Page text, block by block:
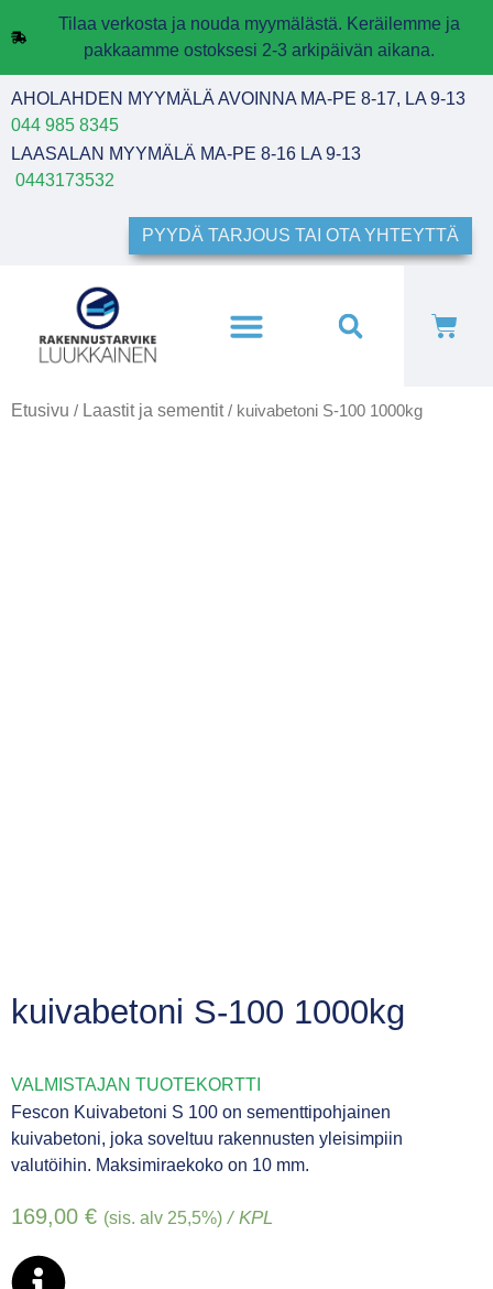
Tilaa verkosta ja nouda myymälästä. Keräilemme ja
pakkaamme ostoksesi 2-3 arkipäivän aikana.
AHOLAHDEN MYYMÄLÄ AVOINNA MA-PE 8-17, LA 9-13
044 985 8345
LAASALAN MYYMÄLÄ MA-PE 8-16 LA 9-13
0443173532
PYYDÄ TARJOUS TAI OTA YHTEYTTÄ
Etusivu / Laastit ja sementit/ kuivabetoni S-100 1000kg
kuivabetoni S-100 1000kg
VALMISTAJAN TUOTEKORTTI
Fescon Kuivabetoni S 100 on sementtipohjainen
kuivabetoni, joka soveltuu rakennusten yleisimpiin
valutöihin. Maksimiraekoko on 10 mm.
169,00 € (sis. alv 25,5%) / KPL